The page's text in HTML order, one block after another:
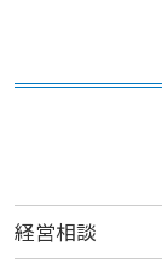
経営相談